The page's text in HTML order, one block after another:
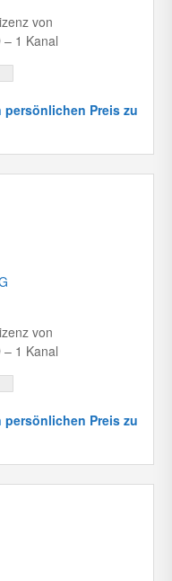
von
– 1 Kanal
persönlichen Preis zu
von
– 1 Kanal
persönlichen Preis zu